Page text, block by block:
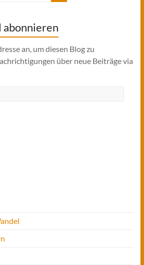
abonnieren
an, um diesen Blog zu
über neue Beiträge via